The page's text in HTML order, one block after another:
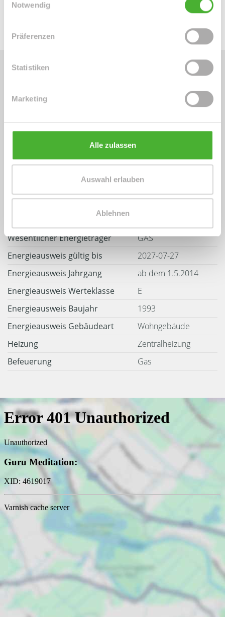
Notwendig
Präferenzen
Statistiken
Marketing
Alle zulassen
Auswahl erlauben
Ablehnen
Energieausweis (.pdf, 273 KB)
147,20 kWh / (m²*a)
Energieverbrauchskennwert
Weitere Informationen
Wesentlicher Energieträger
GAS
Energieausweis gültig bis
2027-07-27
Energieausweis Jahrgang
ab dem 1.5.2014
Energieausweis Werteklasse
E
Energieausweis Baujahr
1993
Energieausweis Gebäudeart
Wohngebäude
Heizung
Zentralheizung
Befeuerung
Gas